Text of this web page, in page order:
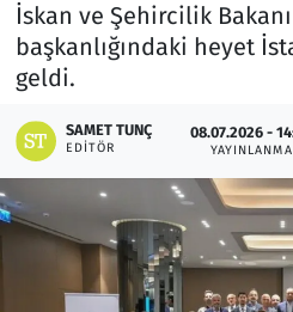
İskan ve Şehircilik
başkanlığındaki heyet
geldi.
SAMET TUNÇ
EDITÖR
08.07.2026 -
YAYINLANMA
Memur ve Kamu
Otomobil
Oyun
Ramazan
Resmi İlanlar